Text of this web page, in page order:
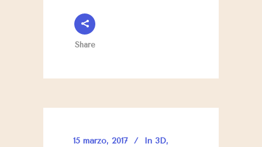
Share
15 marzo, 2017 In 3D,